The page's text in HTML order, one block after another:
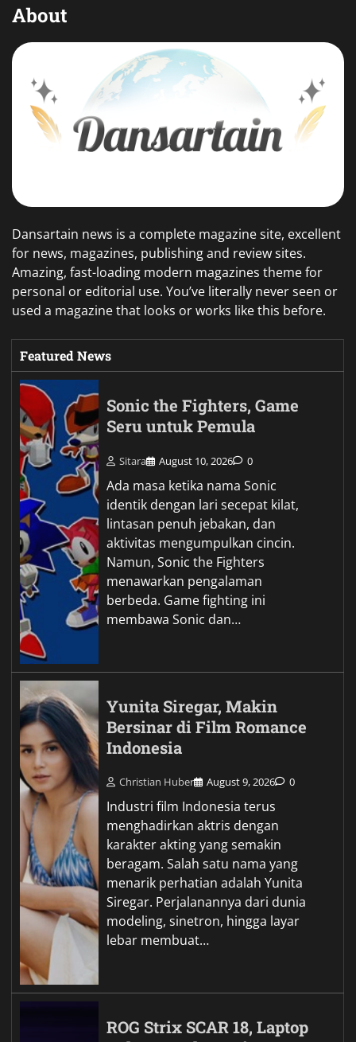
About
Dansartain news is a complete magazine site, excellent
for news, magazines, publishing and review sites.
Amazing, fast-loading modern magazines theme for
personal or editorial use. You’ve literally never seen or
used a magazine that looks or works like this before.
Featured News
Sonic the Fighters, Game
Seru untuk Pemula
Sitara August 10, 2026 0
Ada masa ketika nama Sonic
identik dengan lari secepat kilat,
lintasan penuh jebakan, dan
aktivitas mengumpulkan cincin.
Namun, Sonic the Fighters
menawarkan pengalaman
berbeda. Game fighting ini
membawa Sonic dan…
Yunita Siregar, Makin
Bersinar di Film Romance
Indonesia
Christian Huber August 9, 2026 0
Industri film Indonesia terus
menghadirkan aktris dengan
karakter akting yang semakin
beragam. Salah satu nama yang
menarik perhatian adalah Yunita
Siregar. Perjalanannya dari dunia
modeling, sinetron, hingga layar
lebar membuat…
ROG Strix SCAR 18, Laptop